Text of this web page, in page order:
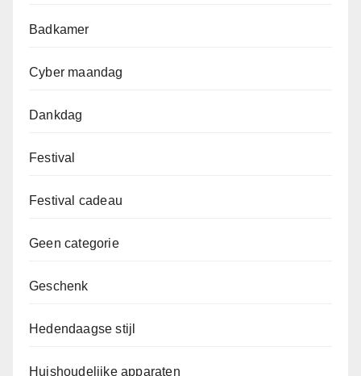
Badkamer
Cyber maandag
Dankdag
Festival
Festival cadeau
Geen categorie
Geschenk
Hedendaagse stijl
Huishoudelijke apparaten